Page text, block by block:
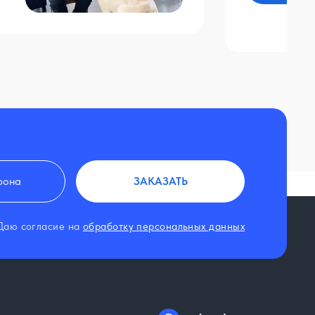
ЗАКАЗАТЬ
согласие на обработку персональных данных